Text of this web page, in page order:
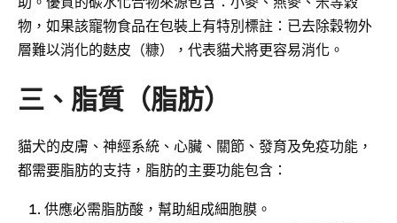
物，如果該寵物食品在包裝上有特別標註：已去除穀物外
層難以消化的麩皮（糠），代表貓犬將更容易消化。
三、脂質（脂肪）
貓犬的皮膚、神經系統、心臟、關節、發育及免疫功能，
都需要脂肪的支持，脂肪的主要功能包含：
供應必需脂肪酸，幫助組成細胞膜。